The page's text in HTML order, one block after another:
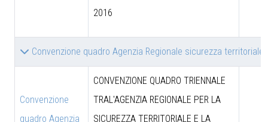
2016
Convenzione quadro Agenzia Regionale sicurezza territoriale
Convenzione
quadro Agenzia
CONVENZIONE QUADRO TRIENNALE
TRAL'AGENZIA REGIONALE PER LA
SICUREZZA TERRITORIALE E LA